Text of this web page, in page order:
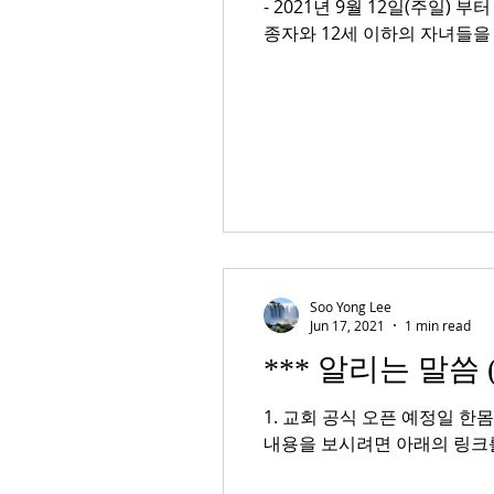
- 2021년 9월 12일(주일) 부
종자와 12세 이하의 자녀들
*** 알리는 말씀
1. 교회 공식 오픈 예정일 한
내용을 보시려면 아래의 링
Soo Yong Lee
Jun 17, 2021
1 min read